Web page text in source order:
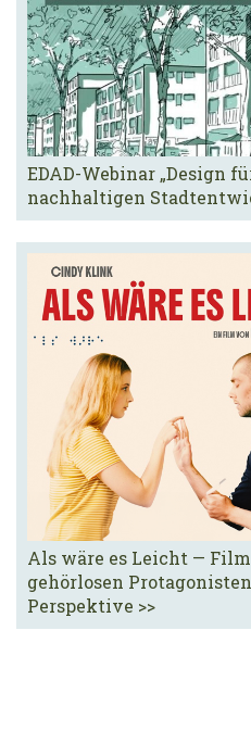
EDAD-Webinar „Design
nachhaltigen
Als wäre es Leicht —
gehörlosen
Perspektive >>